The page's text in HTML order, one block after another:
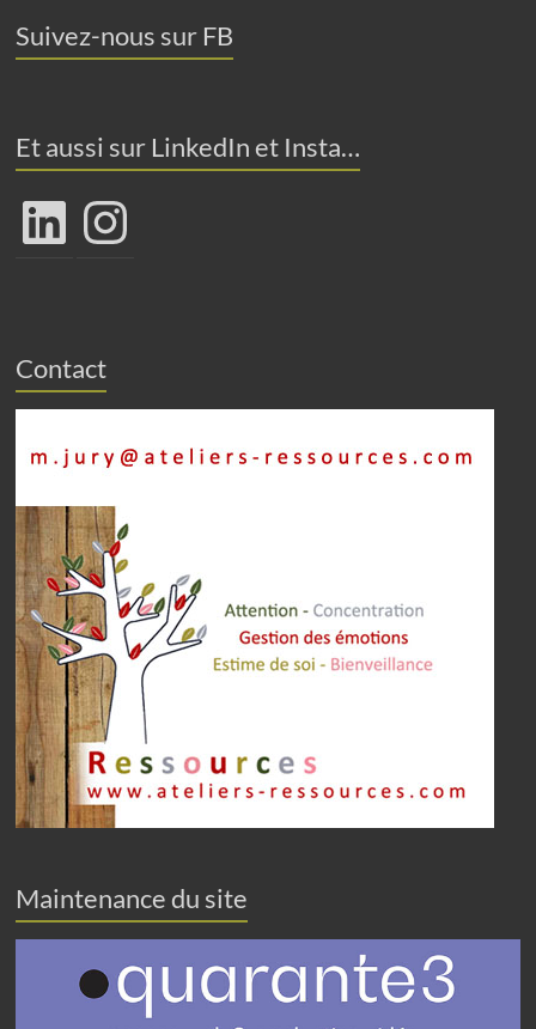
Suivez-nous sur FB
Et aussi sur LinkedIn et Insta…
LinkedIn Instagram
Contact
Maintenance du site